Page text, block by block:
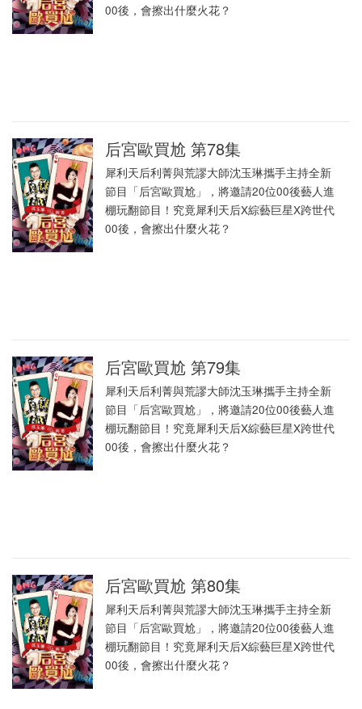
00後，會擦出什麼火花？
后宮歐買尬 第78集
犀利天后利菁與荒謬大師沈玉琳攜手主持全新
節目「后宮歐買尬」，將邀請20位00後藝人進
棚玩翻節目！究竟犀利天后X綜藝巨星X跨世代
00後，會擦出什麼火花？
后宮歐買尬 第79集
犀利天后利菁與荒謬大師沈玉琳攜手主持全新
節目「后宮歐買尬」，將邀請20位00後藝人進
棚玩翻節目！究竟犀利天后X綜藝巨星X跨世代
00後，會擦出什麼火花？
后宮歐買尬 第80集
犀利天后利菁與荒謬大師沈玉琳攜手主持全新
節目「后宮歐買尬」，將邀請20位00後藝人進
棚玩翻節目！究竟犀利天后X綜藝巨星X跨世代
00後，會擦出什麼火花？